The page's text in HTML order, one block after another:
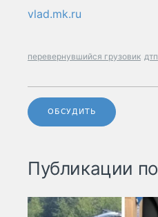
vlad.mk.ru
перевернувшийся грузовик дтп
ОБСУДИТЬ
Публикации